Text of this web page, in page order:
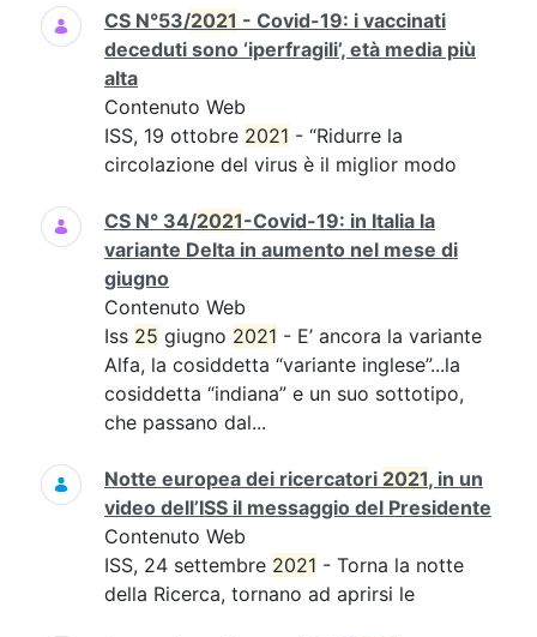
CS N°53/2021 - Covid-19: i vaccinati
deceduti sono ‘iperfragili’, età media più
alta
Contenuto Web
ISS, 19 ottobre 2021 - “Ridurre la
circolazione del virus è il miglior modo
CS N° 34/2021-Covid-19: in Italia la
variante Delta in aumento nel mese di
giugno
Contenuto Web
Iss 25 giugno 2021 - E’ ancora la variante
Alfa, la cosiddetta “variante inglese”...la
cosiddetta “indiana” e un suo sottotipo,
che passano dal...
Notte europea dei ricercatori 2021, in un
video dell’ISS il messaggio del Presidente
Contenuto Web
ISS, 24 settembre 2021 - Torna la notte
della Ricerca, tornano ad aprirsi le